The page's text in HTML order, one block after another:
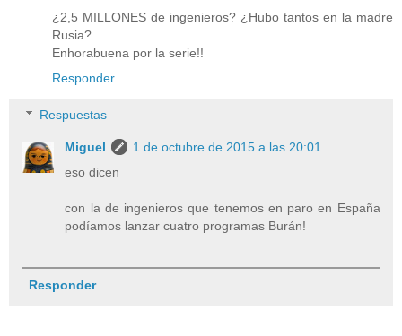
¿2,5 MILLONES de ingenieros? ¿Hubo tantos en la madre
Rusia?
Enhorabuena por la serie!!
Responder
Respuestas
Miguel
1 de octubre de 2015 a las 20:01
eso dicen
con la de ingenieros que tenemos en paro en España
podíamos lanzar cuatro programas Burán!
Responder